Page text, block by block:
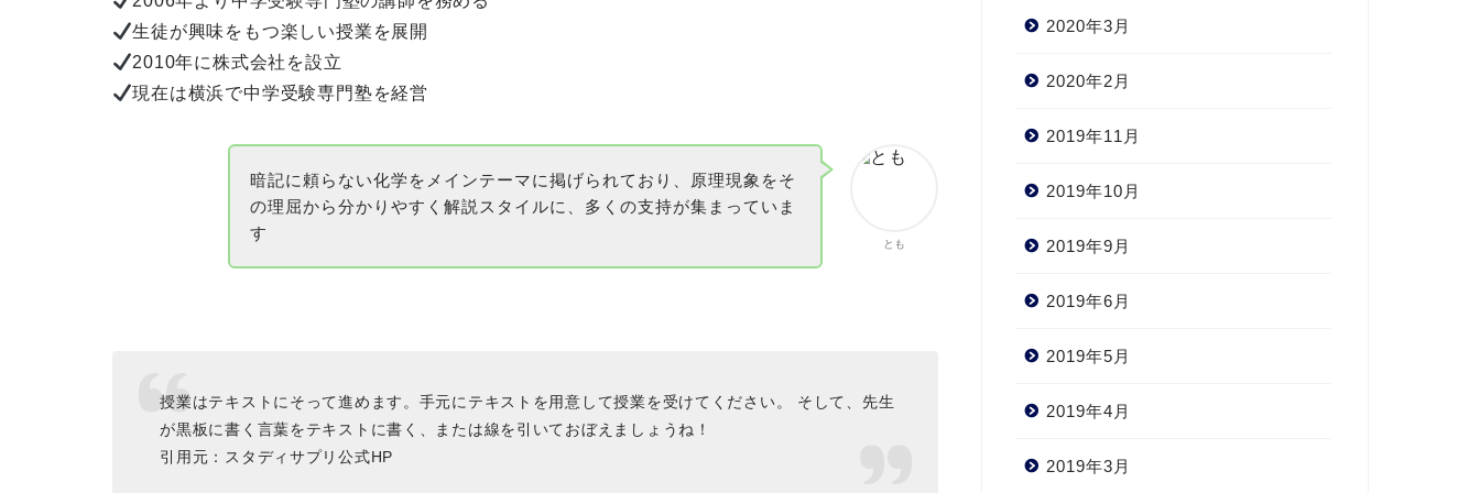
生徒が興味をもつ楽しい授業を展開
2010年に株式会社を設立
現在は横浜で中学受験専門塾を経営
とも
暗記に頼らない化学をメインテーマに掲げられており、原理現象をそ
の理屈から分かりやすく解説スタイルに、多くの支持が集まっていま
す
授業はテキストにそって進めます。手元にテキストを用意して授業を受けてください。 そして、先生
が黒板に書く言葉をテキストに書く、または線を引いておぼえましょうね！
引用元：スタディサプリ公式HP
2020年3月
2020年2月
2019年11月
2019年10月
2019年9月
2019年6月
2019年5月
2019年4月
2019年3月